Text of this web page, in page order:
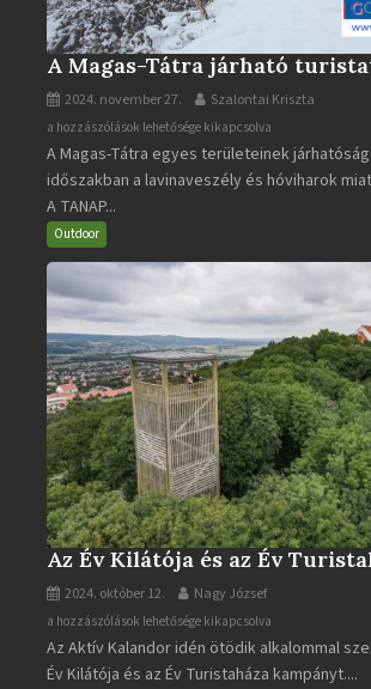
A Magas-Tátra járható
2024. november 27. Szalontai Kriszta
A
Magas-
Tátra
járható
turistaútjai
a hozzászólások lehetősége kikapcsolva
A Magas-Tátra egyes területeinek
időszakban a lavinaveszély és hóviharok
A TANAP...
Outdoor
Az Év Kilátója és az Év
2024. október 12. Nagy József
Az
Év
Kilátója
a hozzászólások lehetősége kikapcsolva
Az Aktív Kalandor idén ötödik alkalommal
Év Kilátója és az Év Turistaháza kampányt....